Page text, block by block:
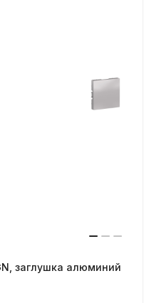
заглушка алюминий